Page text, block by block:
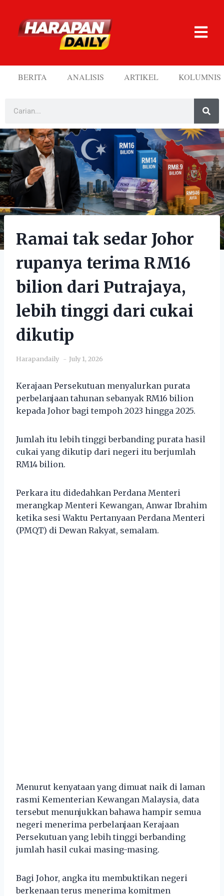
BERITA ANALISIS ARTIKEL KOLUMNIS
Ramai tak sedar Johor
rupanya terima RM16
bilion dari Putrajaya,
lebih tinggi dari cukai
dikutip
Harapandaily July 1, 2026
Kerajaan Persekutuan menyalurkan purata
perbelanjaan tahunan sebanyak RM16 bilion
kepada Johor bagi tempoh 2023 hingga 2025.
Jumlah itu lebih tinggi berbanding purata hasil
cukai yang dikutip dari negeri itu berjumlah
RM14 bilion.
Perkara itu didedahkan Perdana Menteri
merangkap Menteri Kewangan, Anwar Ibrahim
ketika sesi Waktu Pertanyaan Perdana Menteri
(PMQT) di Dewan Rakyat, semalam.
Menurut kenyataan yang dimuat naik di laman
rasmi Kementerian Kewangan Malaysia, data
tersebut menunjukkan bahawa hampir semua
negeri menerima perbelanjaan Kerajaan
Persekutuan yang lebih tinggi berbanding
jumlah hasil cukai masing-masing.
Bagi Johor, angka itu membuktikan negeri
berkenaan terus menerima komitmen